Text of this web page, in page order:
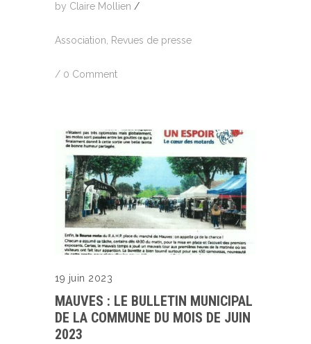
by Claire Mollien /
Association, Revues de presse
/ 0 Comment
19 juin 2023
MAUVES : LE BULLETIN MUNICIPAL
DE LA COMMUNE DU MOIS DE JUIN
2023